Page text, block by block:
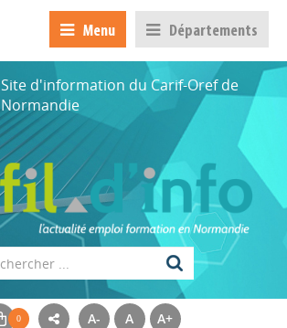
Menu Départements
Site d'information du Carif-Oref de
Normandie
A- A A+